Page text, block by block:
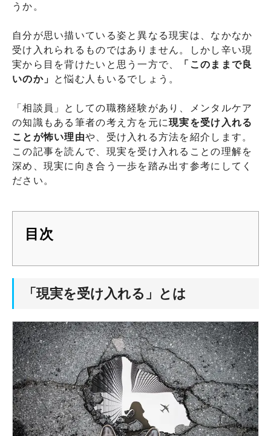
うか。
自分が思い描いている姿と異なる現実は、なかなか
受け入れられるものではありません。しかし辛い現
実から目を背けたいと思う一方で、
「このままで良
いのか」
と悩む人もいるでしょう。
「相談員」としての職務経験があり、メンタルケア
の知識もある筆者の考え方を元に現実を受け入れる
ことが怖い理由や、受け入れる方法を紹介します。
この記事を読んで、現実を受け入れることの理解を
深め、現実に向き合う一歩を踏み出す参考にしてく
ださい。
目次
「現実を受け入れる」とは